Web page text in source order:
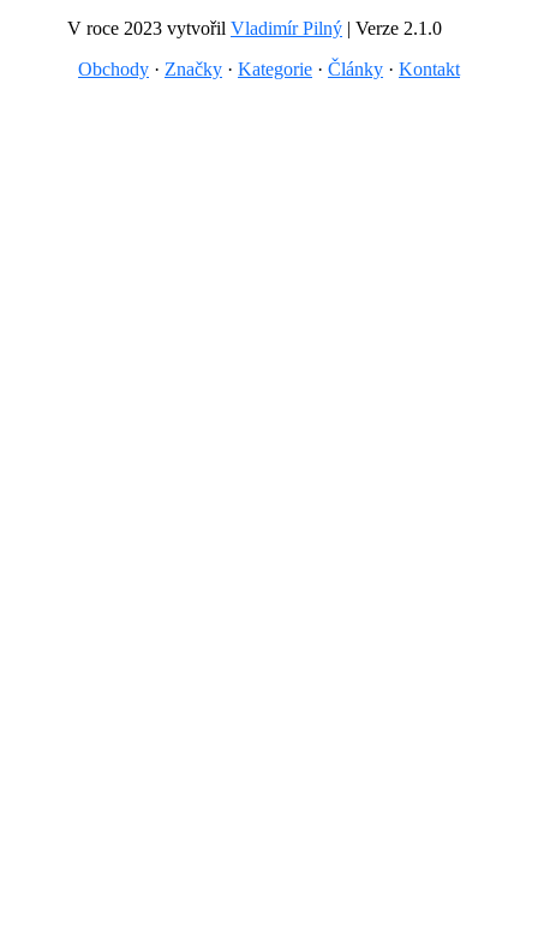
V roce 2023 vytvořil Vladimír Pilný | Verze 2.1.0
Obchody · Značky · Kategorie · Články · Kontakt